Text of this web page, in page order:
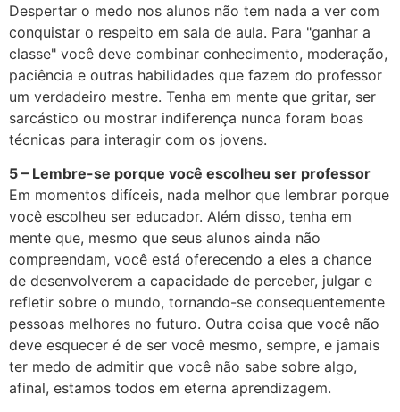
Despertar o medo nos alunos não tem nada a ver com
conquistar o respeito em sala de aula. Para "ganhar a
classe" você deve combinar conhecimento, moderação,
paciência e outras habilidades que fazem do professor
um verdadeiro mestre. Tenha em mente que gritar, ser
sarcástico ou mostrar indiferença nunca foram boas
técnicas para interagir com os jovens.
5 – Lembre-se porque você escolheu ser professor
Em momentos difíceis, nada melhor que lembrar porque
você escolheu ser educador. Além disso, tenha em
mente que, mesmo que seus alunos ainda não
compreendam, você está oferecendo a eles a chance
de desenvolverem a capacidade de perceber, julgar e
refletir sobre o mundo, tornando-se consequentemente
pessoas melhores no futuro. Outra coisa que você não
deve esquecer é de ser você mesmo, sempre, e jamais
ter medo de admitir que você não sabe sobre algo,
afinal, estamos todos em eterna aprendizagem.